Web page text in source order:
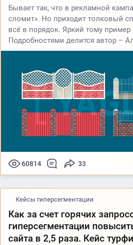
Бывает так, что в рекламной
сломит». Но приходит толковый
всё в порядок. Яркий тому пример
Подробностями делится автор –
60814 33
Кейсы гиперсегментации
Как за счет горячих
гиперсегментации
сайта в 2,5 раза. Кейс